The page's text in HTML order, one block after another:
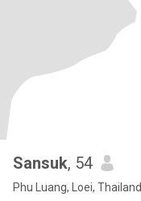
Sansuk, 54
Phu Luang, Loei, Thailand